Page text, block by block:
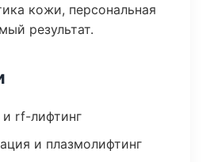
кожи, персональная
результат.
и rf-лифтинг
и плазмолифтинг